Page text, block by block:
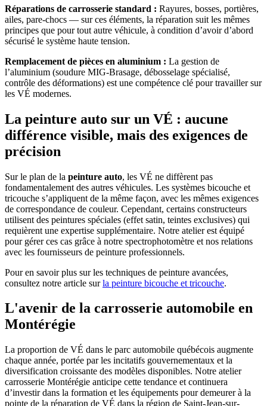
Réparations de carrosserie standard : Rayures, bosses, portières,
ailes, pare-chocs — sur ces éléments, la réparation suit les mêmes
principes que pour tout autre véhicule, à condition d’avoir d’abord
sécurisé le système haute tension.
Remplacement de pièces en aluminium : La gestion de
l’aluminium (soudure MIG-Brasage, débosselage spécialisé,
contrôle des déformations) est une compétence clé pour travailler sur
les VÉ modernes.
La peinture auto sur un VÉ : aucune
différence visible, mais des exigences de
précision
Sur le plan de la peinture auto, les VÉ ne diffèrent pas
fondamentalement des autres véhicules. Les systèmes bicouche et
tricouche s’appliquent de la même façon, avec les mêmes exigences
de correspondance de couleur. Cependant, certains constructeurs
utilisent des peintures spéciales (effet satin, teintes exclusives) qui
requièrent une expertise supplémentaire. Notre atelier est équipé
pour gérer ces cas grâce à notre spectrophotomètre et nos relations
avec les fournisseurs de peinture professionnels.
Pour en savoir plus sur les techniques de peinture avancées,
consultez notre article surla peinture bicouche et tricouche.
L'avenir de la carrosserie automobile en
Montérégie
La proportion de VÉ dans le parc automobile québécois augmente
chaque année, portée par les incitatifs gouvernementaux et la
diversification croissante des modèles disponibles. Notre atelier
carrosserie Montérégie anticipe cette tendance et continuera
d’investir dans la formation et les équipements pour demeurer à la
pointe de la réparation de VÉ dans la région de Saint-Jean-sur-